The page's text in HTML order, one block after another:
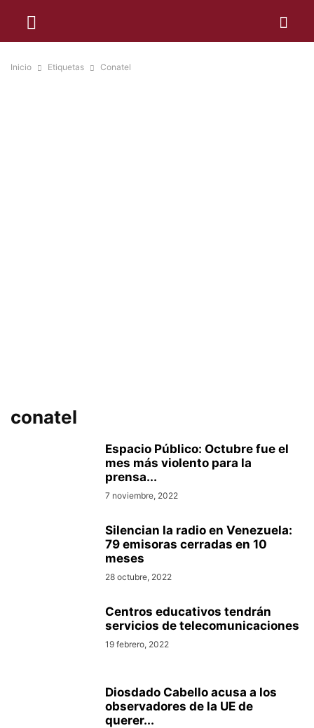
Inicio Etiquetas Conatel
conatel
Espacio Público: Octubre fue el
mes más violento para la
prensa...
7 noviembre, 2022
Silencian la radio en Venezuela:
79 emisoras cerradas en 10
meses
28 octubre, 2022
Centros educativos tendrán
servicios de telecomunicaciones
19 febrero, 2022
Diosdado Cabello acusa a los
observadores de la UE de
querer...